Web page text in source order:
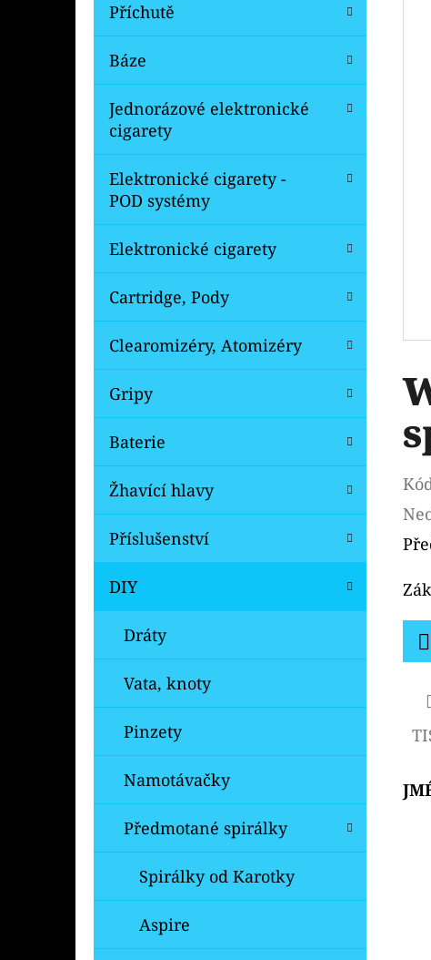
N
Příchutě
Báze
Jednorázové elektronické
cigarety
Elektronické cigarety -
POD systémy
Elektronické cigarety
Cartridge, Pody
Clearomizéry, Atomizéry
Gripy
Baterie
Žhavící hlavy
Příslušenství
DIY
Dráty
Vata, knoty
Pinzety
Namotávačky
Předmotané spirálky
Spirálky od Karotky
Aspire
je
0,0
z
OXVA XLIM V3 TOP FILL NÁHRADNÍ
99 Kč
Původně:109 Kč